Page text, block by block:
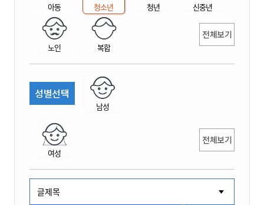
아동 청소년 청년 신중년
노인 복합
전체보기
성별선택
남성
여성
전체보기